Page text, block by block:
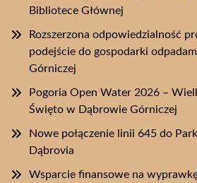
Bibliotece Głównej
Rozszerzona odpowiedzialność
podejście do gospodarki
Górniczej
Pogoria Open Water 2026 –
Święto w Dąbrowie Górniczej
Nowe połączenie linii 645 do
Dąbrovia
Wsparcie finansowe na